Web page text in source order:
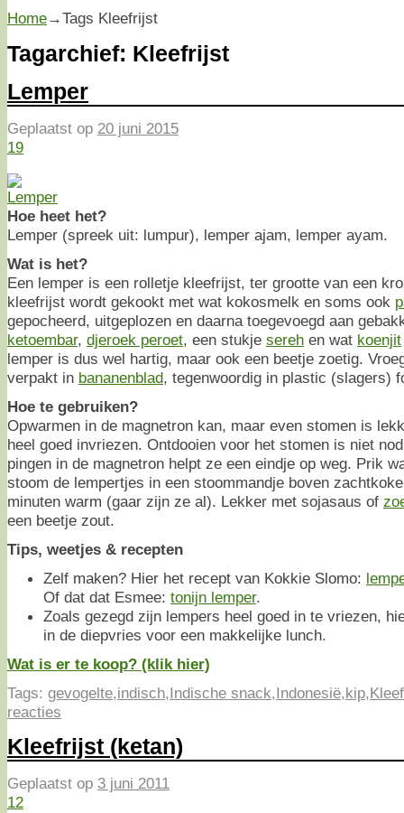
Home→Tags Kleefrijst
Tagarchief: Kleefrijst
Lemper
Geplaatst op 20 juni 2015
19
Hoe heet het?
Lemper (spreek uit: lumpur), lemper ajam, lemper ayam.
Wat is het?
Een lemper is een rolletje kleefrijst, ter grootte van een
kleefrijst wordt gekookt met wat kokosmelk en soms ook
gepocheerd, uitgeplozen en daarna toegevoegd aan
ketoembar, djeroek peroet, een stukje sereh en wat koenjit
lemper is dus wel hartig, maar ook een beetje zoetig.
verpakt in bananenblad, tegenwoordig in plastic (slagers)
Hoe te gebruiken?
Opwarmen in de magnetron kan, maar even stomen is
heel goed invriezen. Ontdooien voor het stomen is niet
pingen in de magnetron helpt ze een eindje op weg. Prik
stoom de lempertjes in een stoommandje boven
minuten warm (gaar zijn ze al). Lekker met sojasaus of
een beetje zout.
Tips, weetjes & recepten
Zelf maken? Hier het recept van Kokkie Slomo:
Of dat dat Esmee: tonijn lemper.
Zoals gezegd zijn lempers heel goed in te vriezen,
in de diepvries voor een makkelijke lunch.
Wat is er te koop? (klik hier)
Tags: gevogelte,indisch,Indische snack,Indonesië,kip,
reacties
Kleefrijst (ketan)
Geplaatst op 3 juni 2011
12